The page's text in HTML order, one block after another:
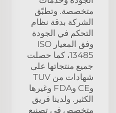
متخصصة. وتطبّق
الشركة بدقة نظام
التحكم في الجودة
وفق المعيار ISO
13485، كما حصلت
جميع منتجاتها على
شهادات من TUV
وCE وFDA وغيرها
الكثير. ولدينا فريق
متخصص في تصنيع